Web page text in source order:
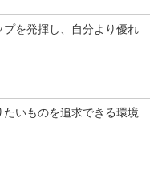
を発揮し、自分より優れ
たいものを追求できる環境